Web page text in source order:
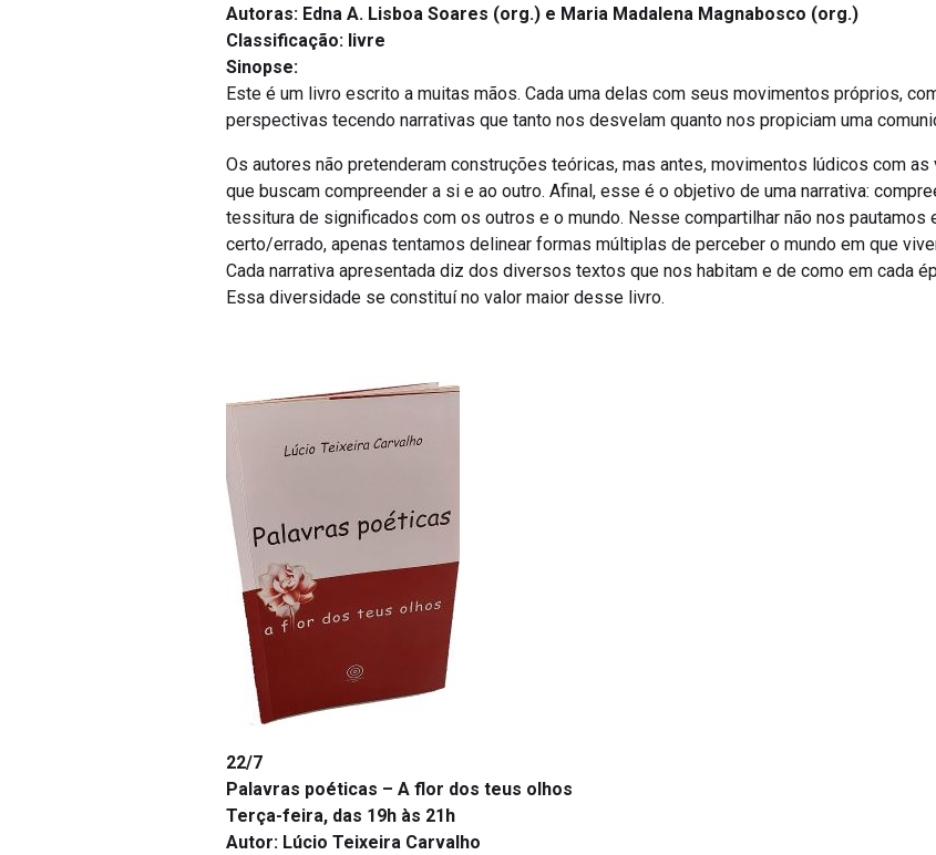
Autoras: Edna A. Lisboa Soares (org.) e Maria Madalena Magnabosco (org.)
Classificação: livre
Sinopse:
Este é um livro escrito a muitas mãos. Cada uma delas com seus movimentos próprios,
perspectivas tecendo narrativas que tanto nos desvelam quanto nos propiciam uma
Os autores não pretenderam construções teóricas, mas antes, movimentos lúdicos com
que buscam compreender a si e ao outro. Afinal, esse é o objetivo de uma narrativa:
tessitura de significados com os outros e o mundo. Nesse compartilhar não nos
certo/errado, apenas tentamos delinear formas múltiplas de perceber o mundo em que
Cada narrativa apresentada diz dos diversos textos que nos habitam e de como em cada
Essa diversidade se constituí no valor maior desse livro.
22/7
Palavras poéticas – A flor dos teus olhos
Terça-feira, das 19h às 21h
Autor: Lúcio Teixeira Carvalho